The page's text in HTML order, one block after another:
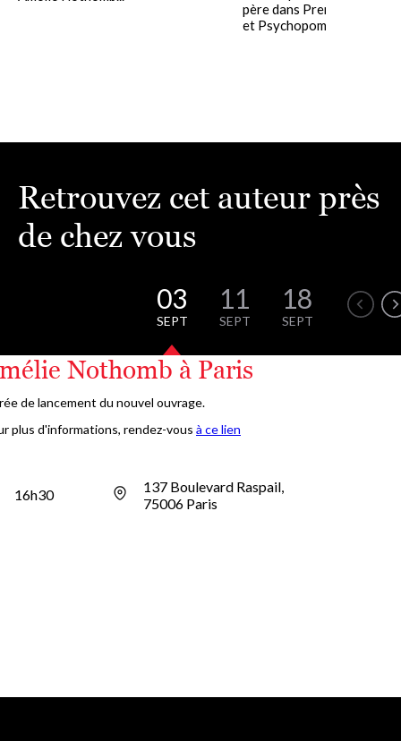
père dans Premier sang
et Psychopompe
Retrouvez cet auteur près
de chez vous
03
SEPT
11
SEPT
18
SEPT
22
SEPT
Nothomb à Paris
de lancement du nouvel ouvrage.
plus d'informations, rendez-vous à ce lien
16h30
137 Boulevard Raspail,
75006 Paris